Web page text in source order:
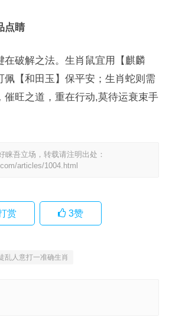
点睛
在破解之法。生肖鼠宜用【麒麟
佩【和田玉】保平安；生肖蛇则需
催旺之道，重在行动,莫待运衰束手
睐吾立场，转载请注明出处：
articles/1004.html
赏 3赞
乱人意打一准确生肖